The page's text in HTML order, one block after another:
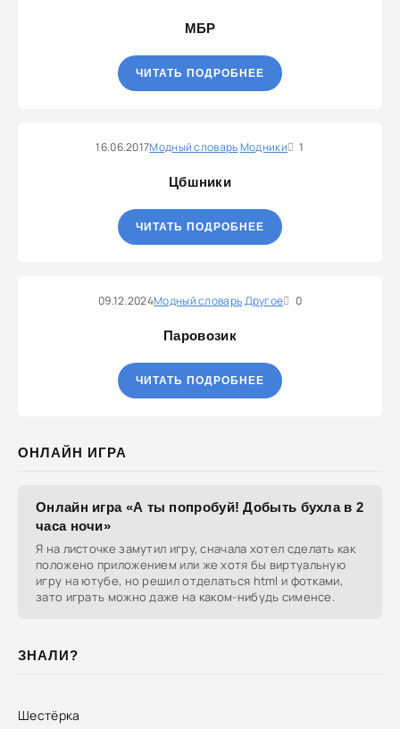
МБР
ЧИТАТЬ ПОДРОБНЕЕ
16.06.2017Модный словарьМодники 1
Цбшники
ЧИТАТЬ ПОДРОБНЕЕ
09.12.2024Модный словарьДругое 0
Паровозик
ЧИТАТЬ ПОДРОБНЕЕ
ОНЛАЙН ИГРА
Онлайн игра «А ты попробуй! Добыть бухла в 2
часа ночи»
Я на листочке замутил игру, сначала хотел сделать как
положено приложением или же хотя бы виртуальную
игру на ютубе, но решил отделаться html и фотками,
зато играть можно даже на каком-нибудь сименсе.
ЗНАЛИ?
Шестёрка